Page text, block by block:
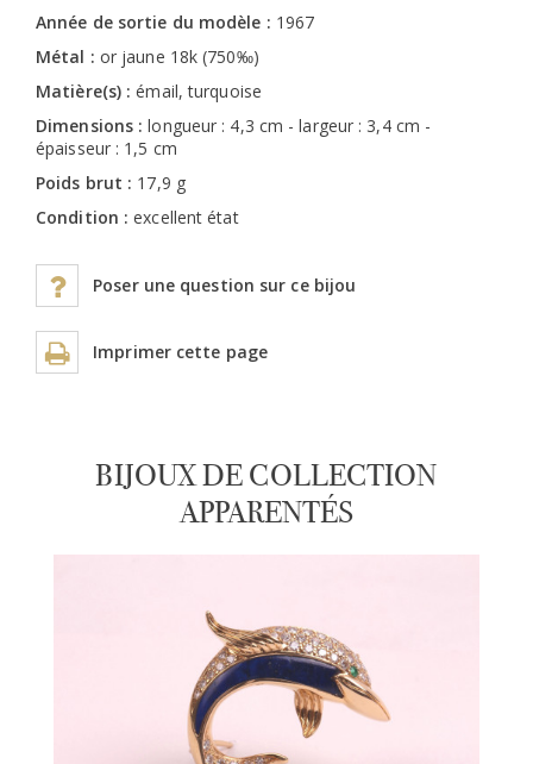
Année de sortie du modèle : 1967
Métal : or jaune 18k (750‰)
Matière(s) :émail, turquoise
Dimensions :longueur : 4,3 cm - largeur : 3,4 cm -
épaisseur : 1,5 cm
Poids brut : 17,9 g
Condition :excellent état
Poser une question sur ce bijou
Imprimer cette page
BIJOUX DE COLLECTION
APPARENTÉS